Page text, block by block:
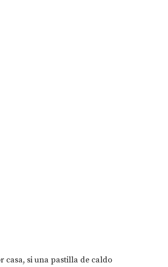
casa, si una pastilla de caldo